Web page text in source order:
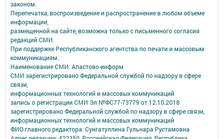
законом.
Перепечатка, воспроизведение и распространение в любом объеме
информации,
размещенной на сайте, возможна только с письменного согласия
редакций СМИ.
При поддержке Республиканского агентства по печати и массовым
коммуникациям.
Наименование СМИ: Апастово-информ
СМИ зарегистрировано Федеральной службой по надзору в сфере
связи,
информационных технологий и массовых коммуникаций
запись о регистрации СМИ Эл №ФС77-73779 от 12.10.2018
зарегистрировано Федеральной службой по надзору в сфере связи,
информационных технологий и массовых коммуникаций
ФИО главного редактора: Сунгатуллина Гульнара Рустамовна